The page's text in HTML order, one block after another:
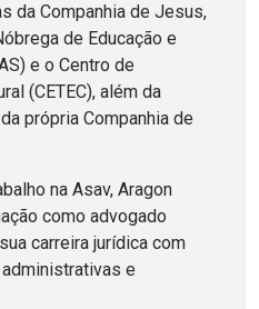
da Companhia de Jesus,
de Educação e
e o Centro de
(CETEC), além da
própria Companhia de
na Asav, Aragon
como advogado
carreira jurídica com
e